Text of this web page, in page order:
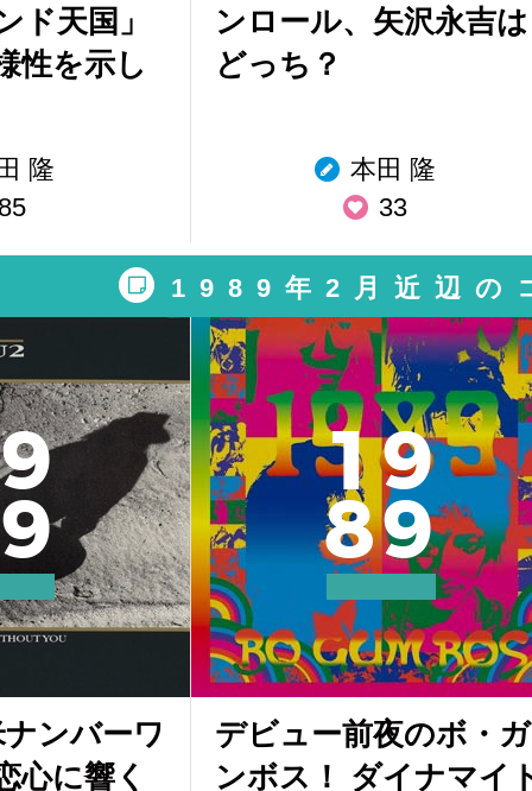
ド天国」
性を示し
隆
ンロール、矢沢永吉は
どっち？
本田 隆
33
1989年2月近辺の
9
9
ンバーワ
心に響く
19
89
デビュー前夜のボ・ガ
ンボス！ ダイナマイ